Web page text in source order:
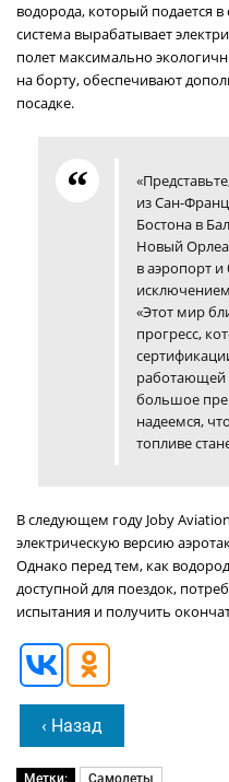
водорода, который подается
система вырабатывает
полет максимально
на борту, обеспечивают
посадке.
из Сан-
Бостона в
Новый
в аэропорт
«Этот мир
прогресс,
работающей
большое
надеемся,
топливе
В следующем году Joby
электрическую версию
Однако перед тем, как
доступной для поездок,
испытания и получить
‹ Назад
Метки: Самолеты